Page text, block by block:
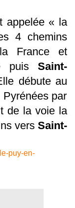
appelée « la
4 chemins
France et
puis Saint-
débute au
par
de la voie la
versSaint-
puy-en-